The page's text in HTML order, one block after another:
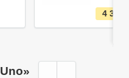
4 358